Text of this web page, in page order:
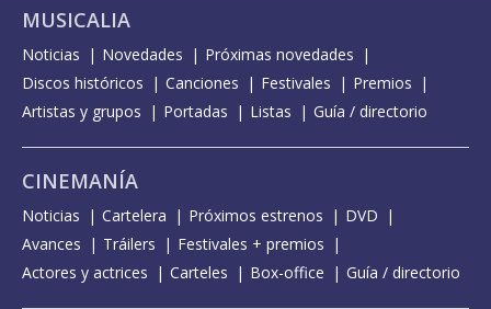
MUSICALIA
Noticias Novedades
Próximas novedades
Discos históricos
Canciones Festivales
Premios
Artistas y grupos
Portadas Listas Guía / directorio
CINEMANÍA
Noticias Cartelera Próximos estrenos
DVD
Avances
Tráilers
Festivales + premios
Actores y actrices
Carteles Box-office Guía / directorio